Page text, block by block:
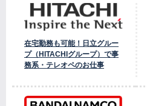
在宅勤務も可能！日立グルー
プ（HITACHIグループ）で事
務系・テレオペのお仕事